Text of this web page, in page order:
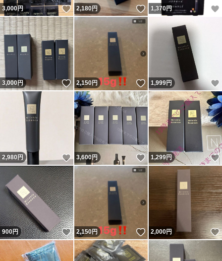
3,000円 いいね！
2,180円 いいね！
1,370円
3,000円 いいね！
2,150円 いいね！
1,999円
2,980 円 いいね！
3,600円 いいね！
1,299円
900円 いいね！
2,150円 いいね！
2,000円